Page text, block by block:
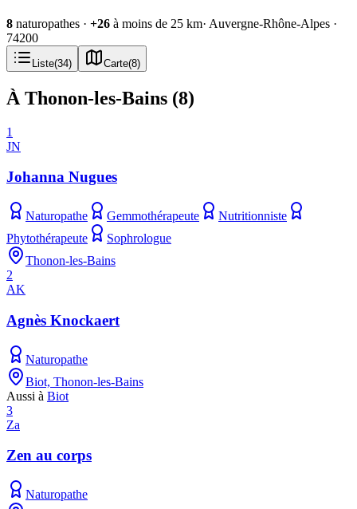
8 naturopathes · +26 à moins de 25 km· Auvergne-Rhône-Alpes ·
74200
Liste(34) Carte(8)
À Thonon-les-Bains (8)
1
JN
Johanna Nugues
Naturopathe Gemmothérapeute
Nutritionniste
Phytothérapeute
Sophrologue
Thonon-les-Bains
2
AK
Agnès Knockaert
Naturopathe
Biot, Thonon-les-Bains
Aussi à Biot
3
Za
Zen au corps
Naturopathe